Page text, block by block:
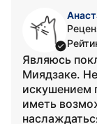
Являюсь
Миядзаке.
искушением
иметь